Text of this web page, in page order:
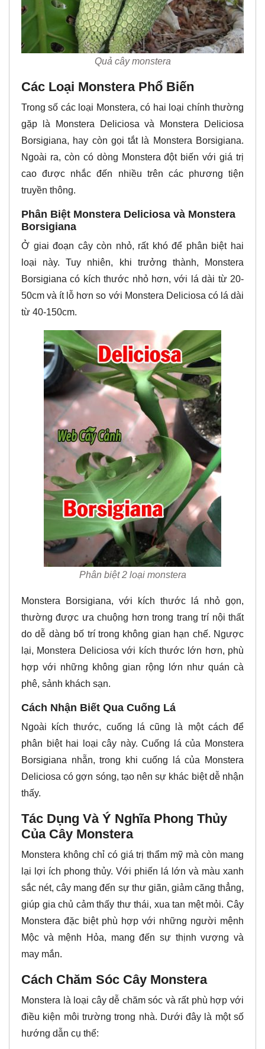
Quả cây monstera
Các Loại Monstera Phổ Biến
Trong số các loại Monstera, có hai loại chính thường
gặp là Monstera Deliciosa và Monstera Deliciosa
Borsigiana, hay còn gọi tắt là Monstera Borsigiana.
Ngoài ra, còn có dòng Monstera đột biến với giá trị
cao được nhắc đến nhiều trên các phương tiện
truyền thông.
Phân Biệt Monstera Deliciosa và Monstera
Borsigiana
Ở giai đoạn cây còn nhỏ, rất khó để phân biệt hai
loại này. Tuy nhiên, khi trưởng thành, Monstera
Borsigiana có kích thước nhỏ hơn, với lá dài từ 20-
50cm và ít lỗ hơn so với Monstera Deliciosa có lá dài
từ 40-150cm.
Phân biệt 2 loại monstera
Monstera Borsigiana, với kích thước lá nhỏ gọn,
thường được ưa chuộng hơn trong trang trí nội thất
do dễ dàng bố trí trong không gian hạn chế. Ngược
lại, Monstera Deliciosa với kích thước lớn hơn, phù
hợp với những không gian rộng lớn như quán cà
phê, sảnh khách sạn.
Cách Nhận Biết Qua Cuống Lá
Ngoài kích thước, cuống lá cũng là một cách để
phân biệt hai loại cây này. Cuống lá của Monstera
Borsigiana nhẵn, trong khi cuống lá của Monstera
Deliciosa có gợn sóng, tạo nên sự khác biệt dễ nhận
thấy.
Tác Dụng Và Ý Nghĩa Phong Thủy
Của Cây Monstera
Monstera không chỉ có giá trị thẩm mỹ mà còn mang
lại lợi ích phong thủy. Với phiến lá lớn và màu xanh
sắc nét, cây mang đến sự thư giãn, giảm căng thẳng,
giúp gia chủ cảm thấy thư thái, xua tan mệt mỏi. Cây
Monstera đặc biệt phù hợp với những người mệnh
Mộc và mệnh Hỏa, mang đến sự thịnh vượng và
may mắn.
Cách Chăm Sóc Cây Monstera
Monstera là loại cây dễ chăm sóc và rất phù hợp với
điều kiện môi trường trong nhà. Dưới đây là một số
hướng dẫn cụ thể: